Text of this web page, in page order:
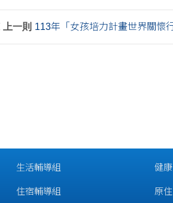
上一則 113年「女孩培力計畫世界關懷
生活輔導組
住宿輔導組
健
原